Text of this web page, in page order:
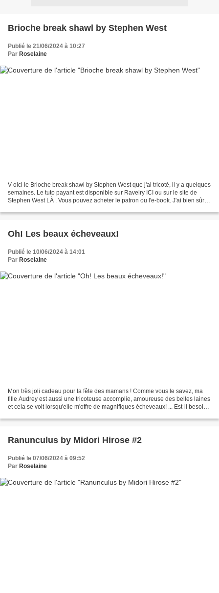
Brioche break shawl by Stephen West
Publié le 21/06/2024 à 10:27
Par Roselaine
V oici le Brioche break shawl by Stephen West que j'ai tricoté, il y a quelques
semaines. Le tuto payant est disponible sur Ravelry ICI ou sur le site de
Stephen West LÀ . Vous pouvez acheter le patron ou l'e-book. J'ai bien sûr
Oh! Les beaux écheveaux!
Publié le 10/06/2024 à 14:01
Par Roselaine
Mon très joli cadeau pour la fête des mamans ! Comme vous le savez, ma
fille Audrey est aussi une tricoteuse accomplie, amoureuse des belles laines
et cela se voit lorsqu'elle m'offre de magnifiques écheveaux! ... Est-il besoin
Ranunculus by Midori Hirose #2
Publié le 07/06/2024 à 09:52
Par Roselaine